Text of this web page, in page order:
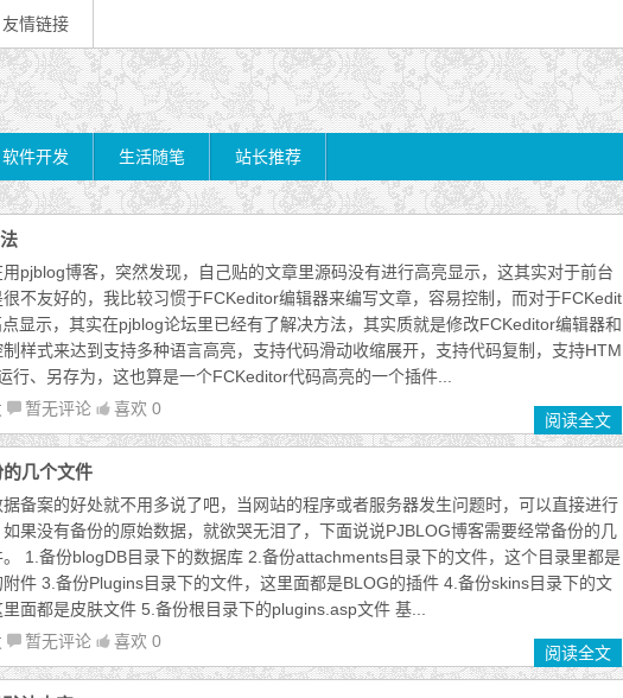
友情链接
软件开发 生活随笔 站长推荐
pjblog博客，突然发现，自己贴的文章里源码没有进行高亮显示，这其实对于前台
不友好的，我比较习惯于FCKeditor编辑器来编写文章，容易控制，而对于FCKedit
显示，其实在pjblog论坛里已经有了解决方法，其实质就是修改FCKeditor编辑器和
制样式来达到支持多种语言高亮，支持代码滑动收缩展开，支持代码复制，支持HTM
行、另存为，这也算是一个FCKeditor代码高亮的一个插件...
暂无评论 喜欢 0
阅读全文
几个文件
据备案的好处就不用多说了吧，当网站的程序或者服务器发生问题时，可以直接进行
果没有备份的原始数据，就欲哭无泪了，下面说说PJBLOG博客需要经常备份的几
1.备份blogDB目录下的数据库 2.备份attachments目录下的文件，这个目录里都是
附件 3.备份Plugins目录下的文件，这里面都是BLOG的插件 4.备份skins目录下的文
面都是皮肤文件 5.备份根目录下的plugins.asp文件 基...
暂无评论 喜欢 0
阅读全文